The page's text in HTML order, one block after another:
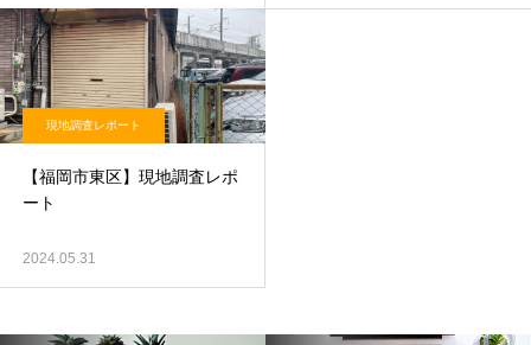
現地調査レポート
【福岡市東区】現地調査レポ
ート
2024.05.31